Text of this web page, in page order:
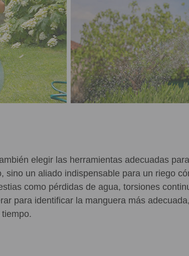
elegir las herramientas adecuadas
un aliado indispensable para un riego
como pérdidas de agua, torsiones
para identificar la manguera más